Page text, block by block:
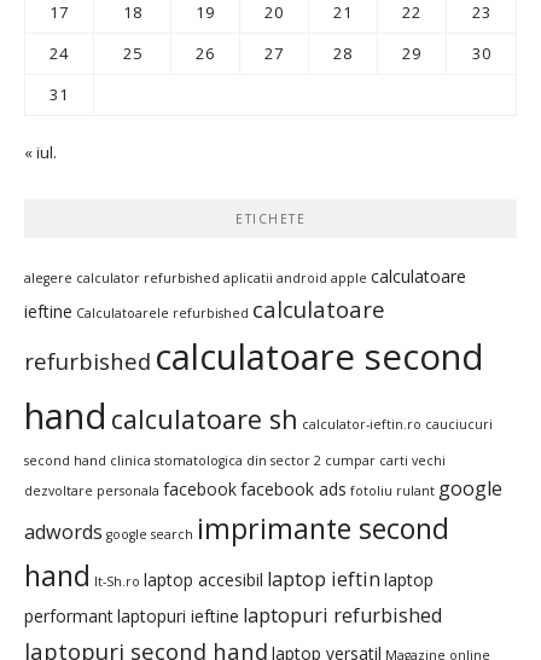
17
18 19 20 21 22
23
24
25 26 27 28 29
30
31
« iul.
ETICHETE
alegere calculator refurbished aplicatii android apple calculatoare
ieftine Calculatoarele refurbished calculatoare
refurbished calculatoare second
hand calculatoare sh calculator-ieftin.ro cauciucuri
second hand clinica stomatologica din sector 2 cumpar carti vechi
dezvoltare personala facebookfacebook ads fotoliu rulant google
adwords google search imprimante second
hand It-Sh.ro laptop accesibil laptop ieftin laptop
performantlaptopuri ieftine laptopuri refurbished
laptopuri second hand laptop versatil Magazine online